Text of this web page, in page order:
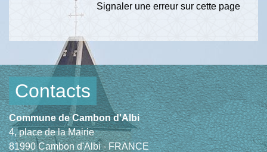
Signaler une erreur sur cette page
Contacts
Commune de Cambon d'Albi
4, place de la Mairie
81990 Cambon d'Albi - FRANCE